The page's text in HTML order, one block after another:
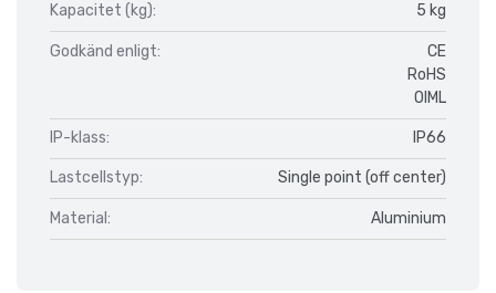
Kapacitet (kg): 5 kg
Godkänd enligt:
CE
RoHS
OIML
IP-klass: IP66
Lastcellstyp: Single point (off center)
Material: Aluminium